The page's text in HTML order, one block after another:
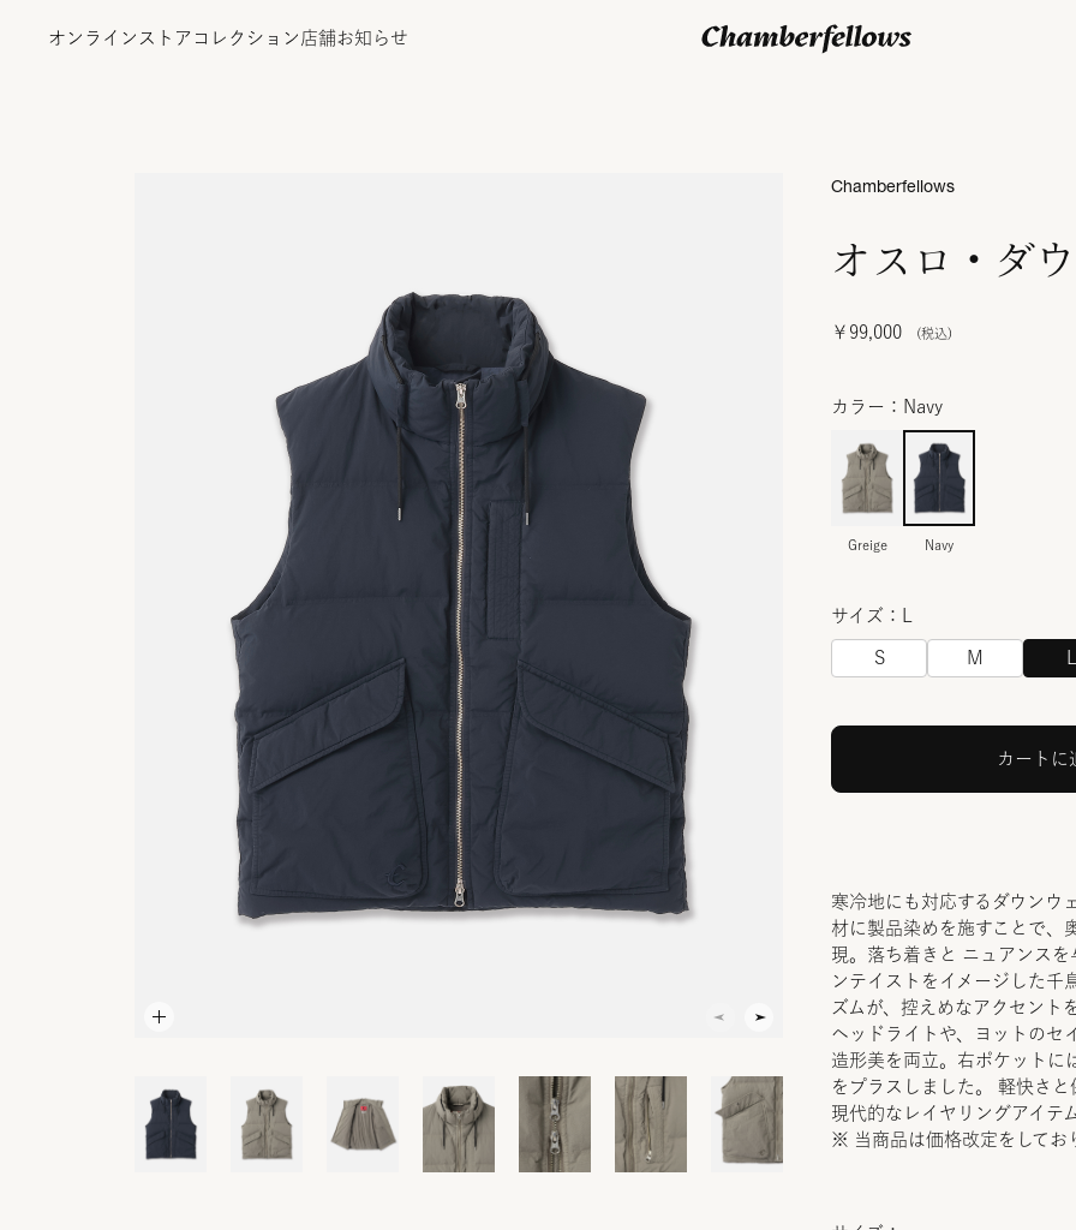
オンラインストア コレクション 店舗お知らせ
オスロ・ダ
￥99,000
Chamberfellows
カラー：Navy
Greige Navy
サイズ：L
S M
カートに
寒冷地にも対応するダウンウ
材に製品染めを施すことで、
現。落ち着きと ニュアンス
ンテイストをイメージした千
ズムが、控えめなアクセント
ヘッドライトや、ヨットのセ
造形美を両立。右ポケットに
をプラスしました。 軽快さ
現代的なレイヤリングアイテ
※ 当商品は価格改定をしてお